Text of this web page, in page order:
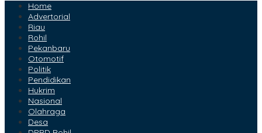
Home
Advertorial
Riau
Rohil
Pekanbaru
Otomotif
Politik
Pendidikan
Hukrim
Nasional
Olahraga
Desa